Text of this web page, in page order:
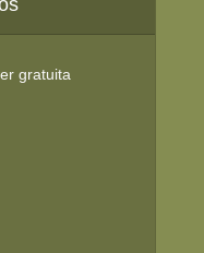
gratuita